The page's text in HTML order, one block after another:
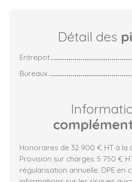
Détail des
Entrepot
Bureaux
Honoraires de 32 900 € HT à la
Provision sur charges 5 750 €
régularisation annuelle. DPE en